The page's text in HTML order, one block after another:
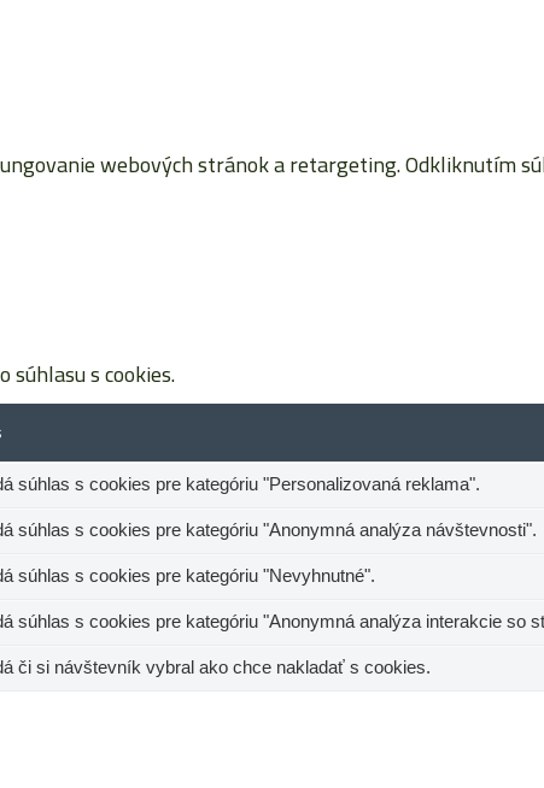
webových stránok a retargeting. Odkliknutím
s cookies.
súhlas s cookies pre kategóriu "Personalizovaná reklama".
súhlas s cookies pre kategóriu "Anonymná analýza návštevnosti".
súhlas s cookies pre kategóriu "Nevyhnutné".
súhlas s cookies pre kategóriu "Anonymná analýza interakcie so
či si návštevník vybral ako chce nakladať s cookies.